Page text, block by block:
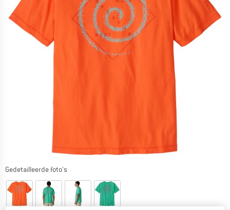
Gedetailleerde foto's